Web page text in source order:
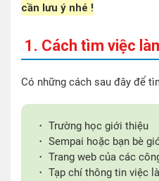
cần lưu ý nhé !
1. Cách tìm việc
Có những cách sau đây để
・ Trường học giới thiệu
・ Sempai hoặc bạn bè
・ Trang web của các
・ Tạp chí thông tin việc